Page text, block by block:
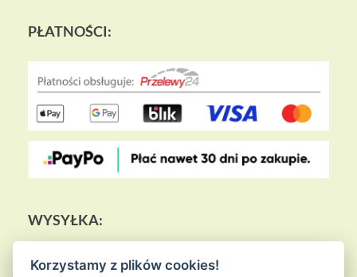
PŁATNOŚCI:
WYSYŁKA:
Korzystamy z plików cookies!